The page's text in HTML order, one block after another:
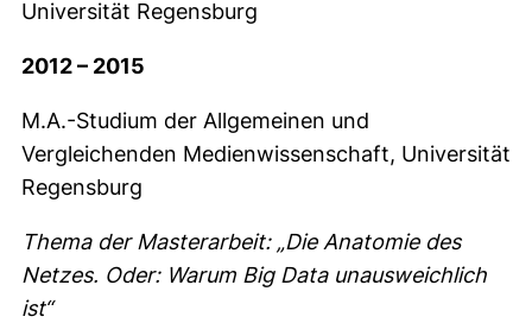
Universität Regensburg
2012 – 2015
M.A.-Studium der Allgemeinen und
Vergleichenden Medienwissenschaft, Universität
Regensburg
Thema der Masterarbeit: „Die Anatomie des
Netzes. Oder: Warum Big Data unausweichlich
ist“